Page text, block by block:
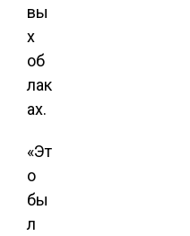
вы
х
об
лак
ах.
«Эт
о
бы
л